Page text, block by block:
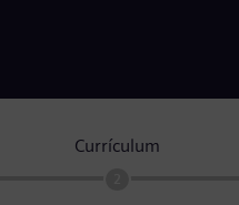
Currículum